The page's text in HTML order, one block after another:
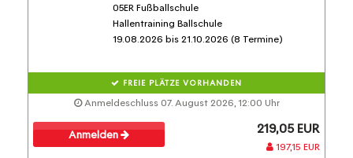
05ER Fußballschule
Hallentraining Ballschule
19.08.2026 bis 21.10.2026 (8 Termine)
FREIE PLÄTZE VORHANDEN
Anmeldeschluss 07. August 2026, 12:00 Uhr
Anmelden 219,05 EUR
197,15 EUR